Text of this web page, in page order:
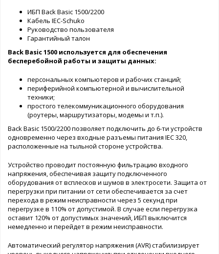
ИБП Back Basic 1500/2200
Кабель IEC-Schuko
Руководство пользователя
Гарантийный талон
Back Basic 1500 используется для обеспечения
бесперебойной работы и защиты данных:
персональных компьютеров и рабочих станций;
периферийной компьютерной и вычислительной
техники;
простого телекоммуникационного оборудования
(роутеры, маршрутизаторы, модемы и т.п.).
Back Basic 1500/2200 позволяет подключить до 6-ти устройств
одновременно через входные разъемы питания IEC 320,
расположенные на тыльной стороне устройства.
Устройство проводит постоянную фильтрацию входного
напряжения, обеспечивая защиту подключенного
оборудования от всплесков и шумов в электросети. Защита от
перегрузки при питании от сети обеспечивается за счет
перехода в режим неисправности через 5 секунд при
перегрузке в 110% от допустимой. В случае если перегрузка
оставит 120% от допустимых значений, ИБП выключится
немедленно и перейдет в режим неисправности.
Автоматический регулятор напряжения (AVR) стабилизирует